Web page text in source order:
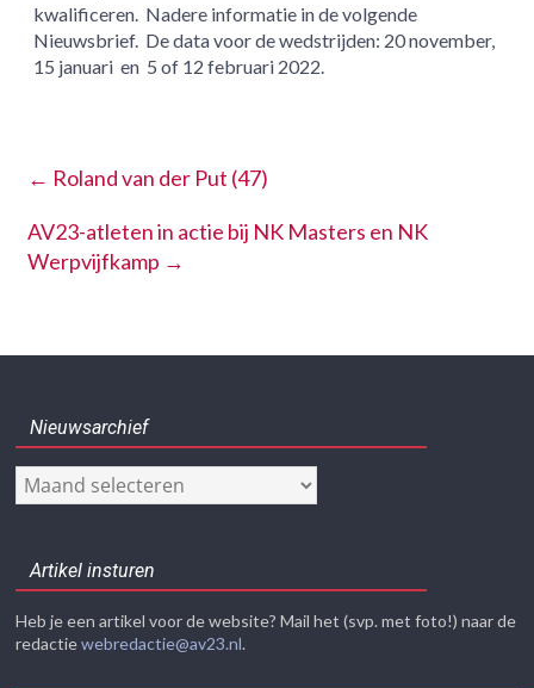
kwalificeren. Nadere informatie in de volgende
Nieuwsbrief. De data voor de wedstrijden: 20 november,
15 januari en 5 of 12 februari 2022.
← Roland van der Put (47)
AV23-atleten in actie bij NK Masters en NK
Werpvijfkamp →
Nieuwsarchief
Nieuwsarchief
Artikel insturen
Heb je een artikel voor de website? Mail het (svp. met foto!) naar de
redactiewebredactie@av23.nl.